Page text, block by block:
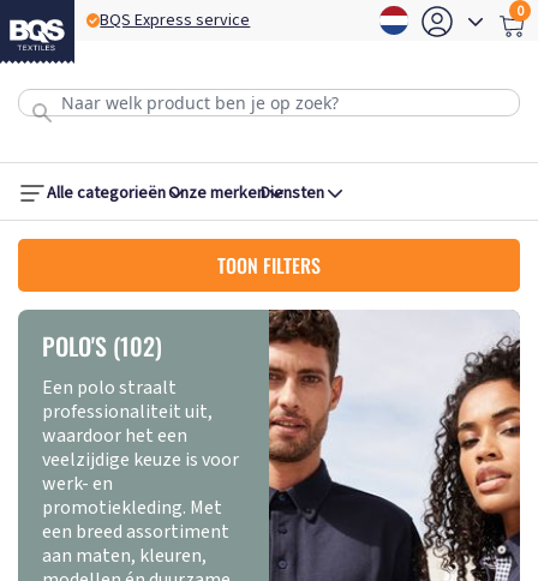
BQS Express service 0
Alle categorieënOnze merkenDiensten
TOON FILTERS
POLO'S (102)
Een polo straalt
professionaliteit uit,
waardoor het een
veelzijdige keuze is voor
werk- en
promotiekleding. Met
een breed assortiment
aan maten, kleuren,